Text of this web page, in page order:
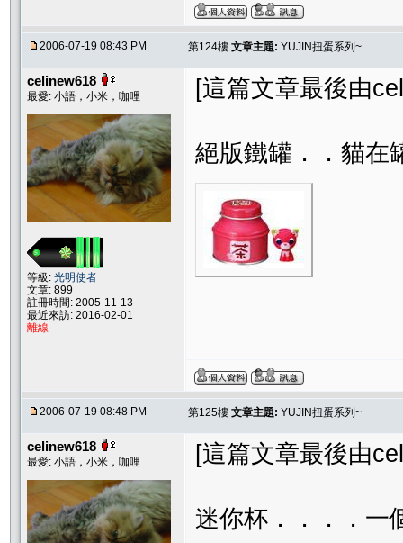
2006-07-19 08:43 PM 第124樓 文章主題: YUJIN扭蛋系列~
celinew618
最愛: 小語，小米，咖哩
等級: 光明使者
文章: 899
註冊時間: 2005-11-13
最近來訪: 2016-02-01
離線
[這篇文章最後由
絕版鐵罐．．貓在
2006-07-19 08:48 PM 第125樓 文章主題: YUJIN扭蛋系列~
celinew618
最愛: 小語，小米，咖哩 [這篇文章最後由
迷你杯．．．．一